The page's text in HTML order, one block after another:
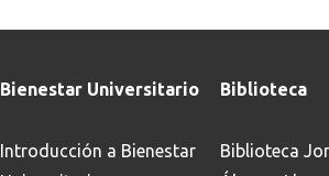
Bienestar Universitario
Introducción a Bienestar
Biblioteca
Biblioteca